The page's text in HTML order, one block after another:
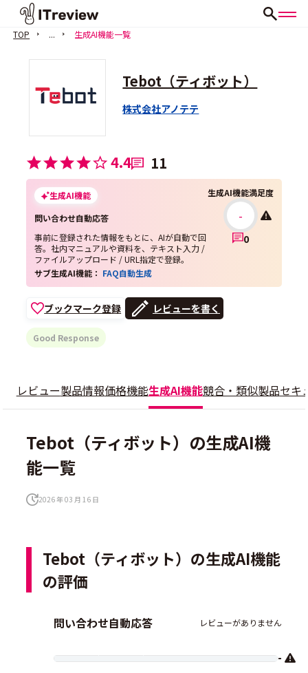
TOP ... 生成AI機能一覧
Tebot（ティボット）
株式会社アノテテ
4.4 11
生成AI機能
問い合わせ自動応答
事前に登録された情報をもとに、AIが自動で回
答。社内マニュアルや資料を、テキスト入力 /
ファイルアップロード / URL指定で登録。
生成AI機能満足度
-
0
サブ生成AI機能： FAQ自動生成
ブックマーク登録 レビューを書く
Good Response
レビュー製品情報価格機能生成AI機能競合・類似製品セキ
Tebot（ティボット）の生成AI機
能一覧
2026 年 03 月 16 日
Tebot（ティボット）の生成AI機能
の評価
問い合わせ自動応答 レビューがありません
-